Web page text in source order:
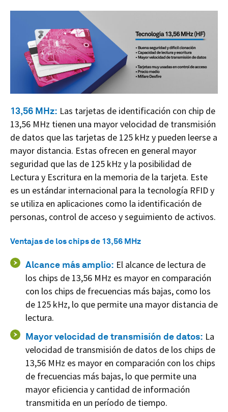
13,56 MHz: Las tarjetas de identificación con chip de
13,56 MHz tienen una mayor velocidad de transmisión
de datos que las tarjetas de 125 kHz y pueden leerse a
mayor distancia. Estas ofrecen en general mayor
seguridad que las de 125 kHz y la posibilidad de
Lectura y Escritura en la memoria de la tarjeta. Este
es un estándar internacional para la tecnología RFID y
se utiliza en aplicaciones como la identificación de
personas, control de acceso y seguimiento de activos.
Ventajas de los chips de 13,56 MHz
Alcance más amplio: El alcance de lectura de
los chips de 13,56 MHz es mayor en comparación
con los chips de frecuencias más bajas, como los
de 125 kHz, lo que permite una mayor distancia de
lectura.
Mayor velocidad de transmisión de datos: La
velocidad de transmisión de datos de los chips de
13,56 MHz es mayor en comparación con los chips
de frecuencias más bajas, lo que permite una
mayor eficiencia y cantidad de información
transmitida en un período de tiempo.